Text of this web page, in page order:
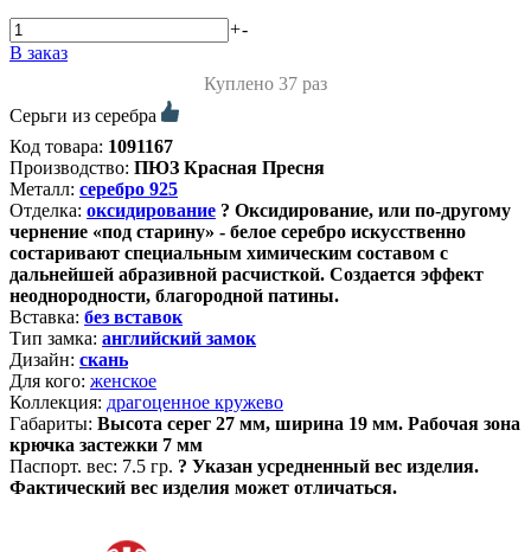
+-
В заказ
Куплено 37 раз
Серьги из серебра
Код товара: 1091167
Производство: ПЮЗ Красная Пресня
Металл: серебро 925
Отделка: оксидирование ? Оксидирование, или по-другому
чернение «под старину» - белое серебро искусственно
состаривают специальным химическим составом с
дальнейшей абразивной расчисткой. Создается эффект
неоднородности, благородной патины.
Вставка: без вставок
Тип замка: английский замок
Дизайн: скань
Для кого: женское
Коллекция: драгоценное кружево
Габариты: Высота серег 27 мм, ширина 19 мм. Рабочая зона
крючка застежки 7 мм
Паспорт. вес: 7.5 гр. ? Указан усредненный вес изделия.
Фактический вес изделия может отличаться.